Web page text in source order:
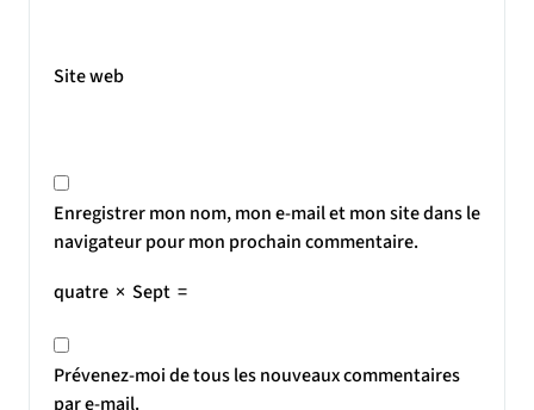
Site web
Enregistrer mon nom, mon e-mail et mon site dans le
navigateur pour mon prochain commentaire.
quatre × Sept =
Prévenez-moi de tous les nouveaux commentaires
par e-mail.